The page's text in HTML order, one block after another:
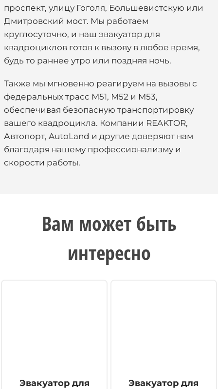
проспект, улицу Гоголя, Большевистскую или
Дмитровский мост. Мы работаем
круглосуточно, и наш эвакуатор для
квадроциклов готов к вызову в любое время,
будь то раннее утро или поздняя ночь.
Также мы мгновенно реагируем на вызовы с
федеральных трасс М51, М52 и М53,
обеспечивая безопасную транспортировку
вашего квадроцикла. Компании REAKTOR,
Автопорт, AutoLand и другие доверяют нам
благодаря нашему профессионализму и
скорости работы.
Вам может быть
интересно
Эвакуатор для
Эвакуатор для